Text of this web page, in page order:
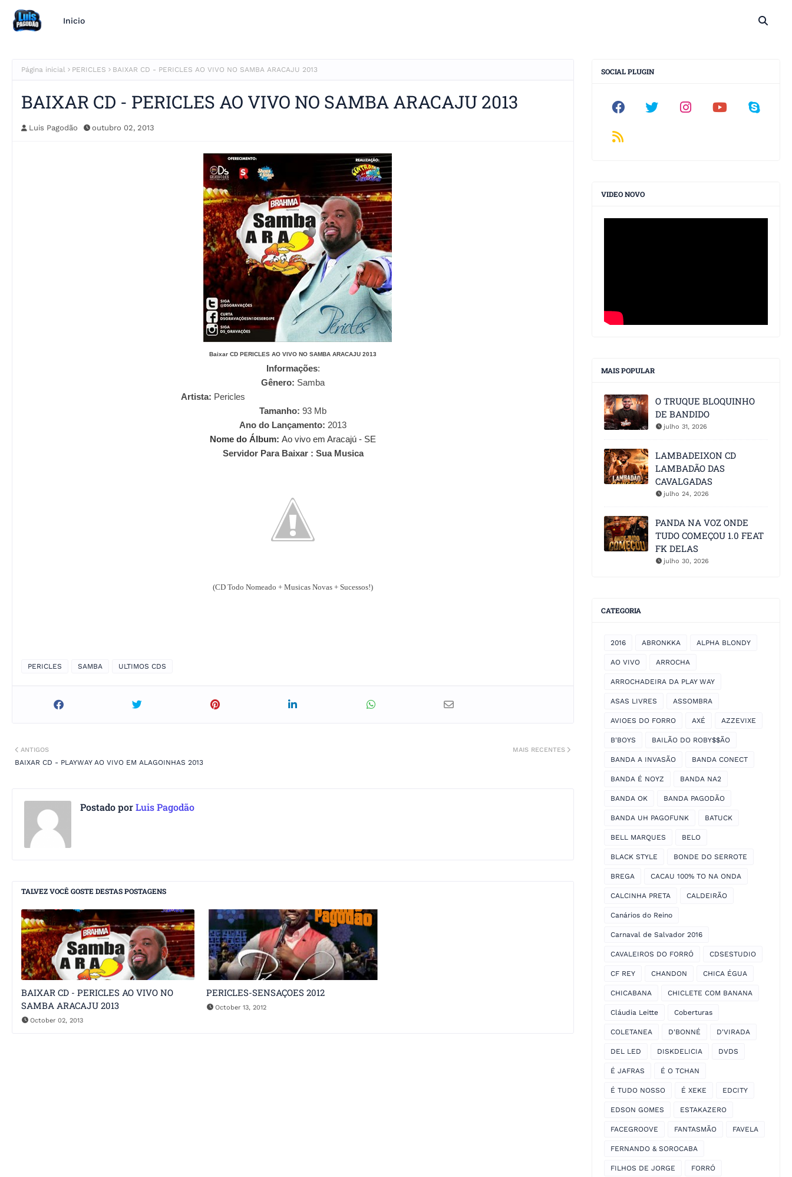
Inicio
Página inicial PERICLES BAIXAR CD - PERICLES AO VIVO NO SAMBA ARACAJU 2013
BAIXAR CD - PERICLES AO VIVO NO SAMBA ARACAJU 2013
Luis Pagodão outubro 02, 2013
Baixar CD PERICLES AO VIVO NO SAMBA ARACAJU 2013
Informações:
Gênero: Samba
Artista: Pericles
Tamanho: 93 Mb
Ano do Lançamento: 2013
Nome do Álbum: Ao vivo em Aracajú - SE
Servidor Para Baixar : Sua Musica
(CD Todo Nomeado + Musicas Novas + Sucessos!)
PERICLES SAMBA ULTIMOS CDS
MAIS RECENTES
ANTIGOS
BAIXAR CD - PLAYWAY AO VIVO EM ALAGOINHAS 2013
Postado porLuis Pagodão
TALVEZ VOCÊ GOSTE DESTAS POSTAGENS
BAIXAR CD - PERICLES AO VIVO NO
SAMBA ARACAJU 2013
October 02, 2013
PERICLES-SENSAÇOES 2012
October 13, 2012
SOCIAL PLUGIN
VIDEO NOVO
MAIS POPULAR
O TRUQUE BLOQUINHO
DE BANDIDO
julho 31, 2026
LAMBADEIXON CD
LAMBADÃO DAS
CAVALGADAS
julho 24, 2026
PANDA NA VOZ ONDE
TUDO COMEÇOU 1.0 FEAT
FK DELAS
julho 30, 2026
CATEGORIA
2016 ABRONKKA ALPHA BLONDY
AO VIVO ARROCHA
ARROCHADEIRA DA PLAY WAY
ASAS LIVRES ASSOMBRA
AVIOES DO FORRO AXÉ AZZEVIXE
B'BOYS BAILÃO DO ROBY$$ÃO
BANDA A INVASÃO BANDA CONECT
BANDA É NOYZ BANDA NA2
BANDA OK BANDA PAGODÃO
BANDA UH PAGOFUNK BATUCK
BELL MARQUES BELO
BLACK STYLE BONDE DO SERROTE
BREGA CACAU 100% TO NA ONDA
CALCINHA PRETA CALDEIRÃO
Canários do Reino
Carnaval de Salvador 2016
CAVALEIROS DO FORRÓ CDSESTUDIO
CF REY CHANDON CHICA ÉGUA
CHICABANA CHICLETE COM BANANA
Cláudia Leitte Coberturas
COLETANEA D'BONNÉ D'VIRADA
DEL LED DISKDELICIA DVDS
É JAFRAS É O TCHAN
É TUDO NOSSO É XEKE EDCITY
EDSON GOMES ESTAKAZERO
FACEGROOVE FANTASMÃO FAVELA
FERNANDO & SOROCABA
FILHOS DE JORGE FORRÓ